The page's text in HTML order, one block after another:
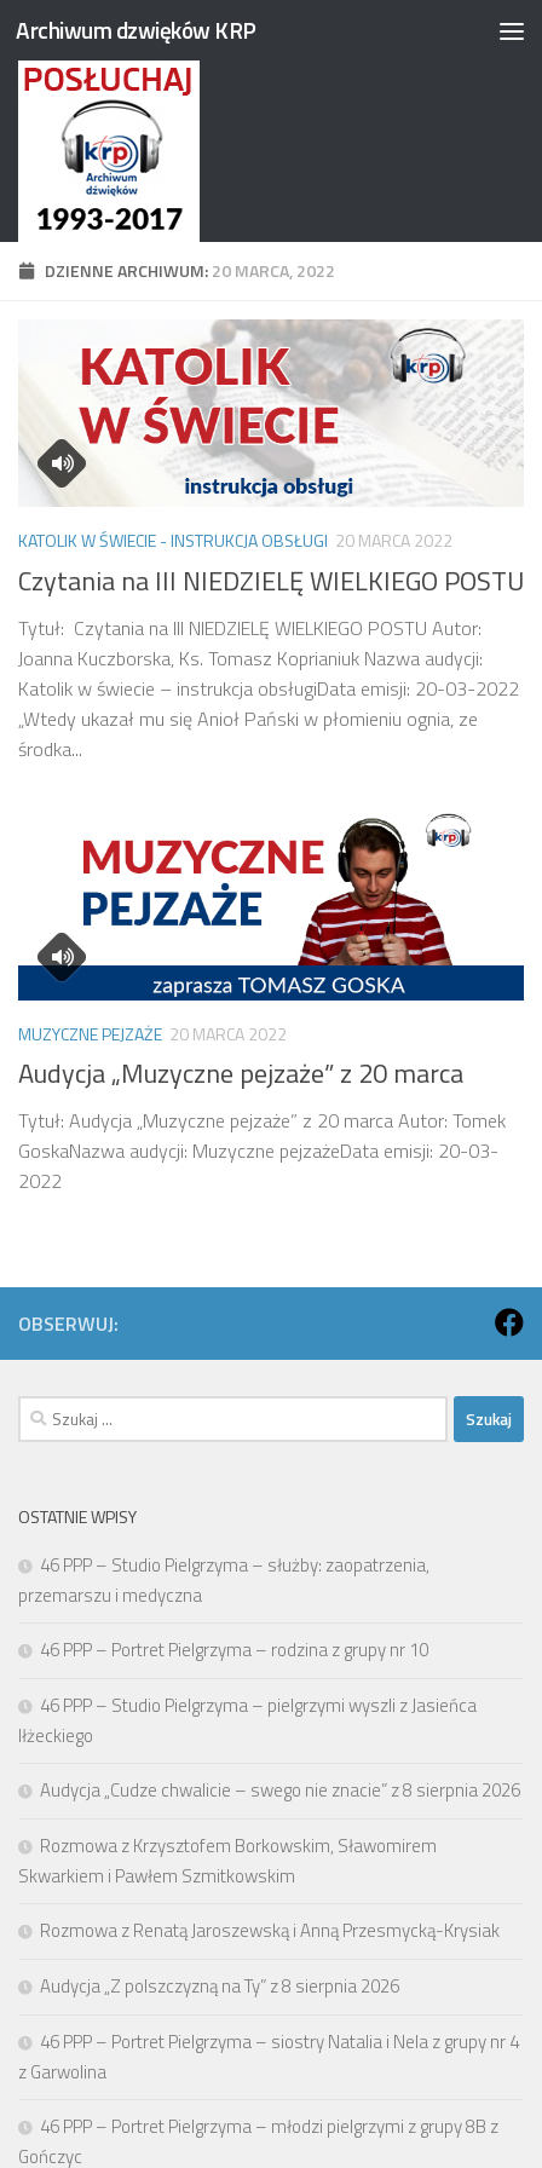
Przejdź do treści
Archiwum dzwięków KRP
DZIENNE ARCHIWUM:20 MARCA, 2022
KATOLIK W ŚWIECIE - INSTRUKCJA OBSŁUGI 20 MARCA 2022
Czytania na III NIEDZIELĘ WIELKIEGO POSTU
Tytuł: Czytania na III NIEDZIELĘ WIELKIEGO POSTU Autor:
Joanna Kuczborska, Ks. Tomasz Koprianiuk Nazwa audycji:
Katolik w świecie – instrukcja obsługiData emisji: 20-03-2022
„Wtedy ukazał mu się Anioł Pański w płomieniu ognia, ze
środka...
MUZYCZNE PEJZAŻE 20 MARCA 2022
Audycja „Muzyczne pejzaże” z 20 marca
Tytuł: Audycja „Muzyczne pejzaże” z 20 marca Autor: Tomek
GoskaNazwa audycji: Muzyczne pejzażeData emisji: 20-03-
2022
OBSERWUJ:
Szukaj:
OSTATNIE WPISY
46 PPP – Studio Pielgrzyma – służby: zaopatrzenia,
przemarszu i medyczna
46 PPP – Portret Pielgrzyma – rodzina z grupy nr 10
46 PPP – Studio Pielgrzyma – pielgrzymi wyszli z Jasieńca
Iłżeckiego
Audycja „Cudze chwalicie – swego nie znacie” z 8 sierpnia 2026
Rozmowa z Krzysztofem Borkowskim, Sławomirem
Skwarkiem i Pawłem Szmitkowskim
Rozmowa z Renatą Jaroszewską i Anną Przesmycką-Krysiak
Audycja „Z polszczyzną na Ty” z 8 sierpnia 2026
46 PPP – Portret Pielgrzyma – siostry Natalia i Nela z grupy nr 4
z Garwolina
46 PPP – Portret Pielgrzyma – młodzi pielgrzymi z grupy 8B z
Gończyc